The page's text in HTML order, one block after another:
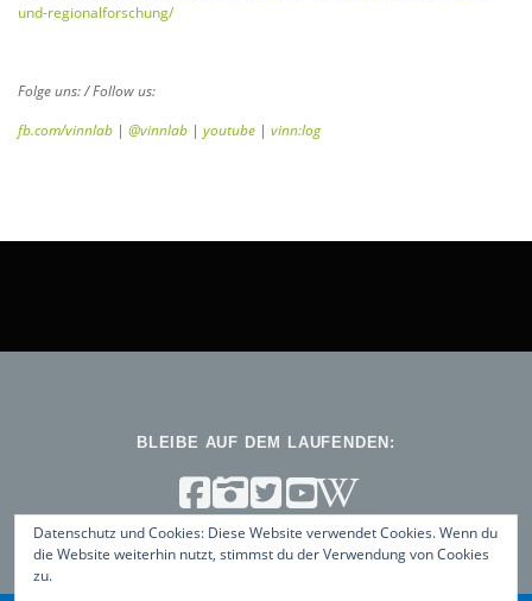
und-regionalforschung/
Folge uns: / Follow us:
fb.com/vinnlab | @vinnlab | youtube | vinn:log
BLEIBE AUF DEM LAUFENDEN:
Datenschutz und Cookies: Diese Website verwendet Cookies. Wenn du
die Website weiterhin nutzt, stimmst du der Verwendung von Cookies
zu.